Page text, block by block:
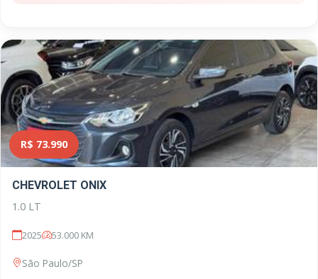
R$ 73.990
CHEVROLET ONIX
1.0 LT
2025 53.000 KM
São Paulo/SP